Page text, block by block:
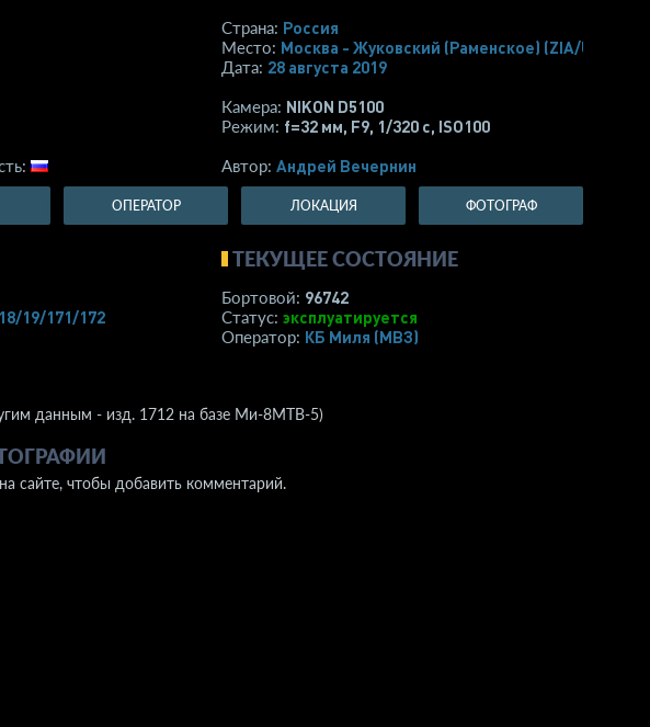
Страна: Россия
Место: Москва - Жуковский (Раменское) (ZIA/UUBW)
Дата: 28 августа 2019
Камера: NIKON D5100
Режим: f=32 мм, F9, 1/320 с, ISO100
Автор: Андрей Вечернин
ОПЕРАТОР ЛОКАЦИЯ ФОТОГРАФ
19/171/172
ТЕКУЩЕЕ СОСТОЯНИЕ
Бортовой: 96742
Статус: эксплуатируется
Оператор: КБ Миля (МВЗ)
данным - изд. 1712 на базе Ми-8МТВ-5)
сайте, чтобы добавить комментарий.